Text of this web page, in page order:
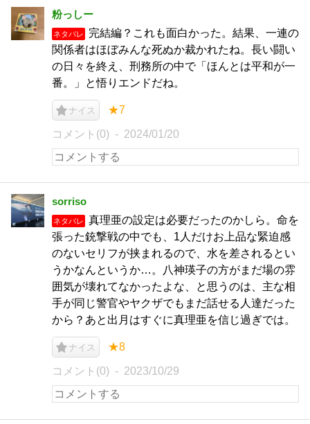
粉っしー
ネタバレ
完結編？これも面白かった。結果、一連の
関係者はほぼみんな死ぬか裁かれたね。長い闘い
の日々を終え、刑務所の中で「ほんとは平和が一
番。」と悟りエンドだね。
ナイス ★7
コメント(0) 2024/01/20
sorriso
ネタバレ
真理亜の設定は必要だったのかしら。命を
張った銃撃戦の中でも、1人だけお上品な緊迫感
のないセリフが挟まれるので、水を差されるとい
うかなんというか…。八神瑛子の方がまだ場の雰
囲気が壊れてなかったよな、と思うのは、主な相
手が同じ警官やヤクザでもまだ話せる人達だった
から？あと出月はすぐに真理亜を信じ過ぎでは。
ナイス ★8
コメント(0) 2023/10/29